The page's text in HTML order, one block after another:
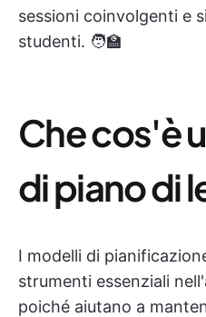
sessioni coinvolgenti e
studenti. 🧑‍🏫
Che cos'è
di piano di
I modelli di
strumenti essenziali
poiché aiutano a